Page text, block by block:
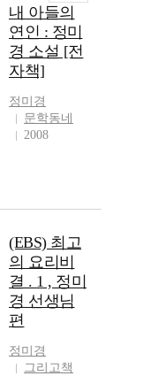
내 아들의
연인 : 정미
경 소설 [전
자책]
정미경
문학동네
2008
(EBS) 최고
의 요리비
결 . 1 , 정미
경 선생님
편
정미경
그리고책